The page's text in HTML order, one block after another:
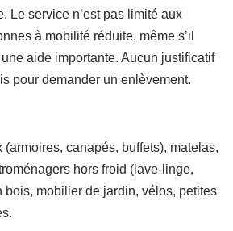
Le service n’est pas limité aux
à mobilité réduite, même s’il
aide importante. Aucun justificatif
pour demander un enlèvement.
canapés, buffets), matelas,
hors froid (lave-linge,
bois, mobilier de jardin, vélos, petites